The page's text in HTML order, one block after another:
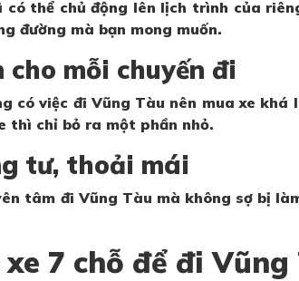
có thể chủ động lên lịch trình của
đường mà bạn mong muốn.
mỗi chuyến đi
có việc đi Vũng Tàu nên mua xe
thì chỉ bỏ ra một phần nhỏ.
tư, thoải mái
tâm đi Vũng Tàu mà không sợ bị
7 chỗ để đi Vũng